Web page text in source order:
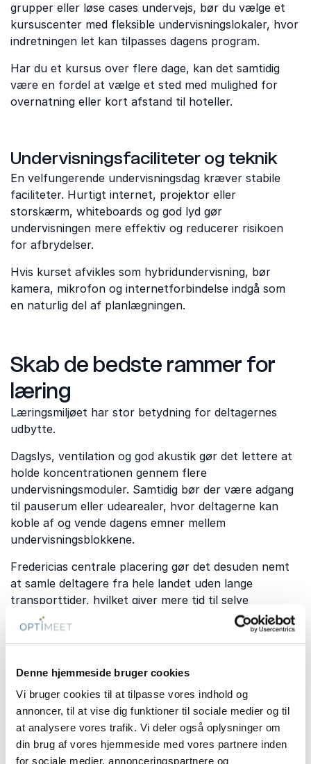
Denne hjemmeside bruger cookies
Vi bruger cookies til at tilpasse vores indhold og
annoncer, til at vise dig funktioner til sociale medier og til
at analysere vores trafik. Vi deler også oplysninger om
din brug af vores hjemmeside med vores partnere inden
for sociale medier, annonceringspartnere og
grupper eller løse cases undervejs, bør du vælge et
kursuscenter med fleksible undervisningslokaler, hvor
indretningen let kan tilpasses dagens program.
Har du et kursus over flere dage, kan det samtidig
være en fordel at vælge et sted med mulighed for
overnatning eller kort afstand til hoteller.
Undervisningsfaciliteter og teknik
En velfungerende undervisningsdag kræver stabile
faciliteter. Hurtigt internet, projektor eller
storskærm, whiteboards og god lyd gør
undervisningen mere effektiv og reducerer risikoen
for afbrydelser.
Hvis kurset afvikles som hybridundervisning, bør
kamera, mikrofon og internetforbindelse indgå som
en naturlig del af planlægningen.
Skab de bedste rammer for
læring
Læringsmiljøet har stor betydning for deltagernes
udbytte.
Dagslys, ventilation og god akustik gør det lettere at
holde koncentrationen gennem flere
undervisningsmoduler. Samtidig bør der være adgang
til pauserum eller udearealer, hvor deltagerne kan
koble af og vende dagens emner mellem
undervisningsblokkene.
Fredericias centrale placering gør det desuden nemt
at samle deltagere fra hele landet uden lange
transporttider, hvilket giver mere tid til selve
undervisningen.
Pris på kursuscentre i
Fredericia
Prisen afhænger blandt andet af kursuslængde,
deltagerantal, forplejning og behov for teknik.